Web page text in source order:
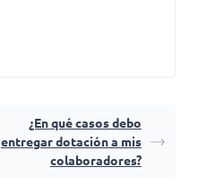
¿En qué casos debo
entregar dotación a mis
colaboradores?